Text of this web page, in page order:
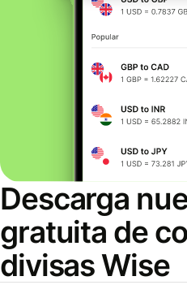
Descarga
gratuita de
divisas Wise